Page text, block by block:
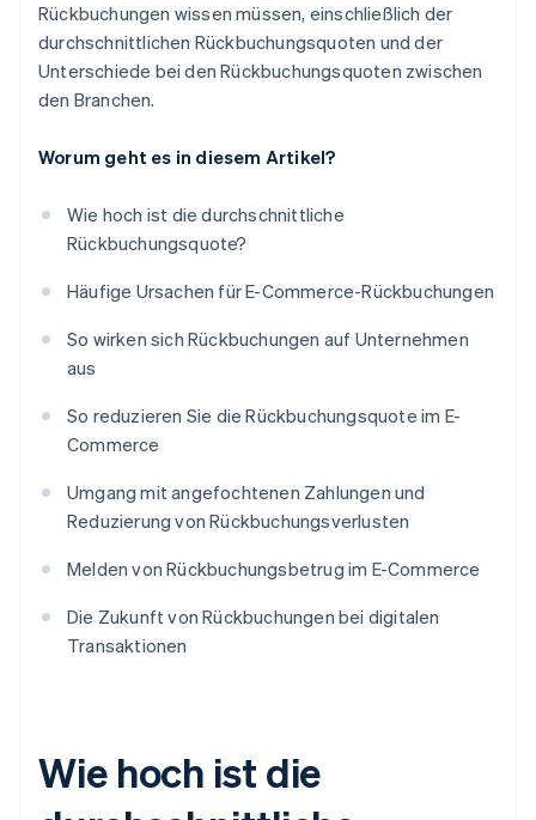
Rückbuchungen wissen müssen, einschließlich der
durchschnittlichen Rückbuchungsquoten und der
Unterschiede bei den Rückbuchungsquoten zwischen
den Branchen.
Worum geht es in diesem Artikel?
Wie hoch ist die durchschnittliche
Rückbuchungsquote?
Häufige Ursachen für E-Commerce-Rückbuchungen
So wirken sich Rückbuchungen auf Unternehmen
aus
So reduzieren Sie die Rückbuchungsquote im E-
Commerce
Umgang mit angefochtenen Zahlungen und
Reduzierung von Rückbuchungsverlusten
Melden von Rückbuchungsbetrug im E-Commerce
Die Zukunft von Rückbuchungen bei digitalen
Transaktionen
Wie hoch ist die